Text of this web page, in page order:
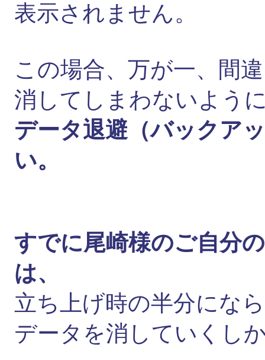
表示されません。
この場合、万が一、間
消してしまわないよう
データ退避（バックア
い。
すでに尾崎様のご自分
は、
立ち上げ時の半分にな
データを消していくし